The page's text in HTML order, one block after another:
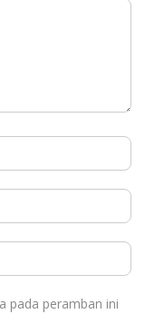
pada peramban ini